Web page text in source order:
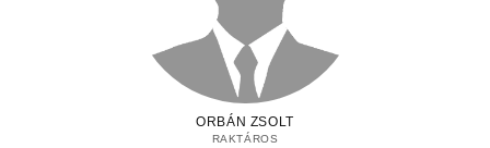
ORBÁN ZSOLT
RAKTÁROS